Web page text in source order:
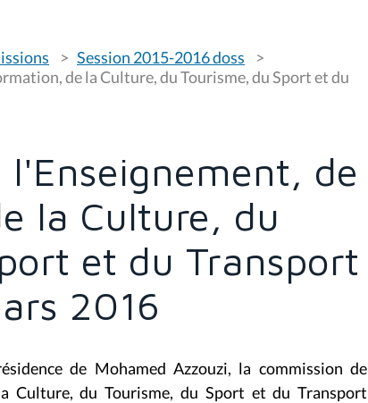
Session 2015-2016 doss
de la Culture, du Tourisme, du Sport et du
l'Enseignement, de
la Culture, du
et du Transport
2016
de Mohamed Azzouzi, la commission de
Culture, du Tourisme, du Sport et du Transport